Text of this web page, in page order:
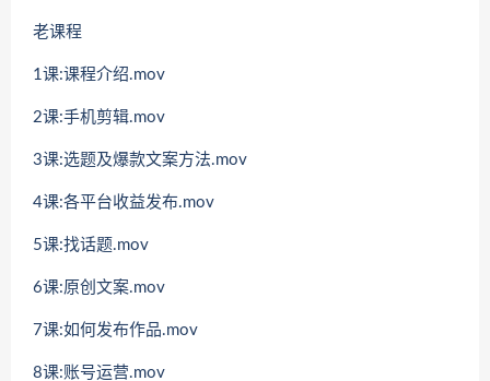
老课程
1课:课程介绍.mov
2课:手机剪辑.mov
3课:选题及爆款文案方法.mov
4课:各平台收益发布.mov
5课:找话题.mov
6课:原创文案.mov
7课:如何发布作品.mov
8课:账号运营.mov